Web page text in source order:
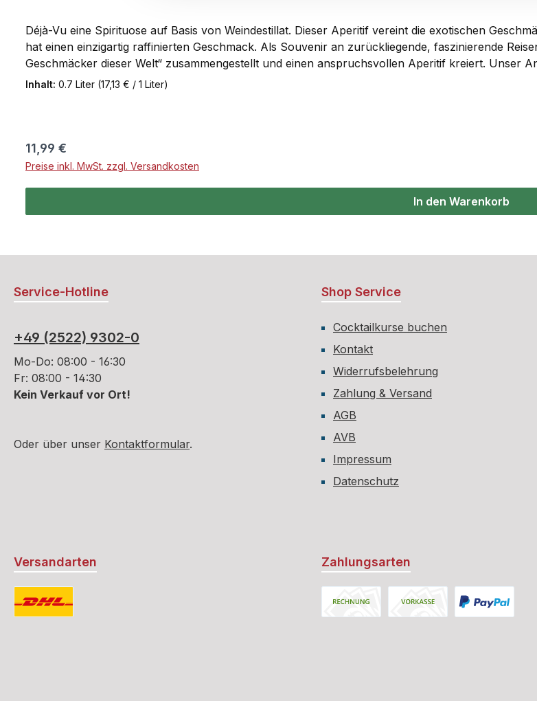
Déjà-Vu eine Spirituose auf Basis von Weindestillat. Dieser Aperitif vereint die exotischen
hat einen einzigartig raffinierten Geschmack. Als Souvenir an zurückliegende, faszinierende
Geschmäcker dieser Welt“ zusammengestellt und einen anspruchsvollen Aperitif kreiert. Unser
Hommage an die Kulturen dieser Erde die Geschmäcker der Welt vereint. Ein unaufdringliches,
Inhalt: 0.7 Liter (17,13 € / 1 Liter)
Regulärer Preis:
11,99 €
Preise inkl. MwSt. zzgl. Versandkosten
In den Warenkorb
Service-Hotline
+49 (2522) 9302-0
Mo-Do: 08:00 - 16:30
Fr: 08:00 - 14:30
Kein Verkauf vor Ort!
Oder über unser Kontaktformular.
Shop Service
Cocktailkurse buchen
Kontakt
Widerrufsbelehrung
Zahlung & Versand
AGB
AVB
Impressum
Datenschutz
Versandarten Zahlungsarten